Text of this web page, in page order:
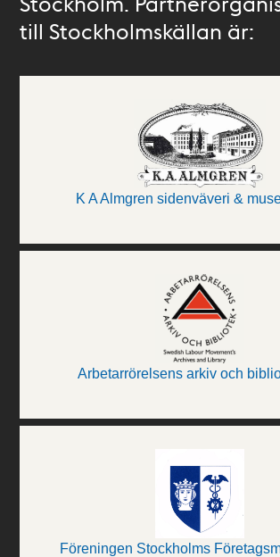
till Stockholmskällan är:
K A Almgren sidenväveri &
Arbetarrörelsens arkiv och
Föreningen Stockholms